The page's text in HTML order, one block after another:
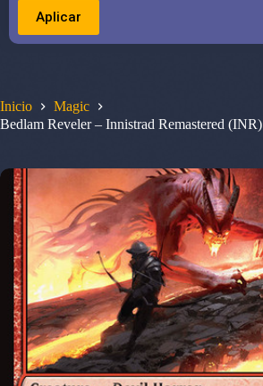
Inicio
Magic
Bedlam Reveler – Innistrad Remastered (INR)
Aplicar